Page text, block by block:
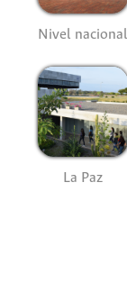
Nivel nacional
La Paz